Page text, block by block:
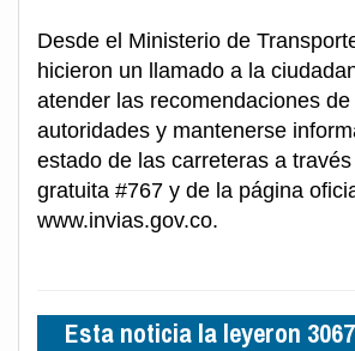
Desde el Ministerio de
hicieron un llamado a la
atender las recomendaciones de
autoridades y mantenerse
estado de las carreteras a
gratuita #767 y de la página
www.invias.gov.co.
Esta noticia la leyeron